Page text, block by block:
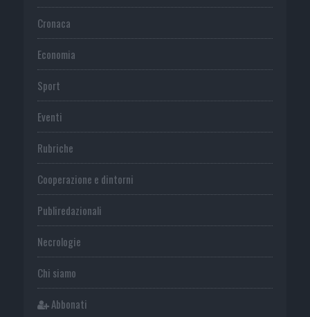
Cronaca
Economia
Sport
Eventi
Rubriche
Cooperazione e dintorni
Publiredazionali
Necrologie
Chi siamo
Abbonati